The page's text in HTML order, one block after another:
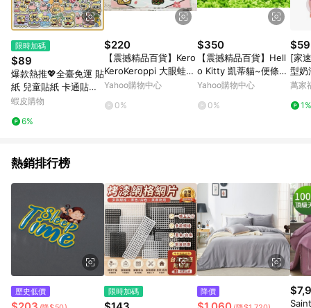
限時加碼
$89
爆款熱推💖全臺免運 貼
紙 兒童貼紙 卡通貼紙
240張海綿寶寶貼紙派
卡通裝飾防水diy貼畵 T
蝦皮購物
6%
$220
【震撼精品百貨】Kero
KeroKeroppi 大眼蛙~
Sanrio 大眼蛙青蛙雙面
3724
Yahoo購物中心
0%
$350
【震撼精品百貨】Hell
o Kitty 凱蒂貓~便條紙
附整理盒-粉色(S)【共1
Yahoo購物中心
0%
$59
[家
型奶
萬家
1%
熱銷排行榜
歷史低價 限時加碼 降價